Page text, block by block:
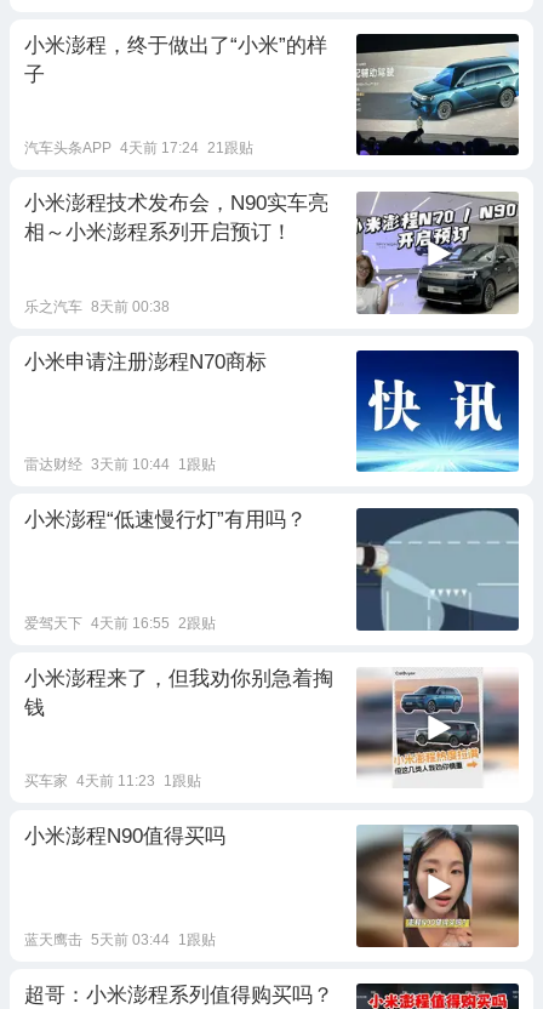
小米澎程，终于做出了“小米”的样
子
汽车头条APP 4天前 17:24 21跟贴
小米澎程技术发布会，N90实车亮
相～小米澎程系列开启预订！
乐之汽车 8天前 00:38
小米申请注册澎程N70商标
雷达财经 3天前 10:44 1跟贴
小米澎程“低速慢行灯”有用吗？
爱驾天下 4天前 16:55 2跟贴
小米澎程来了，但我劝你别急着掏
钱
买车家 4天前 11:23 1跟贴
小米澎程N90值得买吗
蓝天鹰击 5天前 03:44 1跟贴
超哥：小米澎程系列值得购买吗？